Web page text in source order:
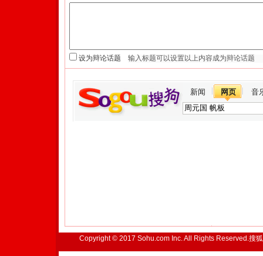
设为辩论话题
新闻 网页 音
Copyright © 2017 Sohu.com Inc. All Rights Reserved.搜